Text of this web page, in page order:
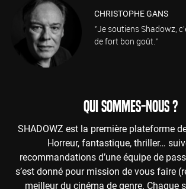
CHRISTOPHE GANS
"Je soutiens Shadowz,
de fort bon goût."
QUI SOMMES-NOUS ?
SHADOWZ est la première plateforme
Horreur, fantastique, thriller…
recommandations d’une équipe de
s’est donné pour mission de vous faire
meilleur du cinéma de genre. Chaque